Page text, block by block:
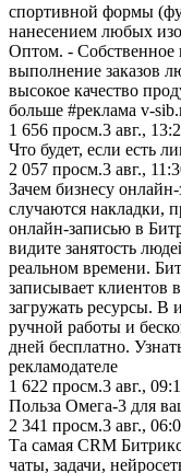
спортивной формы
нанесением любых
Оптом. - Собственное
выполнение заказов
высокое качество
больше #реклама v-
1 656 просм.3 авг.,
Что будет, если есть
2 057 просм.3 авг.,
Зачем бизнесу
случаются накладки,
онлайн-записью в
видите занятость
реальном времени.
записывает клиентов
загружать ресурсы. В
ручной работы и
дней бесплатно.
рекламодателе
1 622 просм.3 авг.,
Польза Омега-3 для
2 341 просм.3 авг.,
Та самая CRM
чаты, задачи,